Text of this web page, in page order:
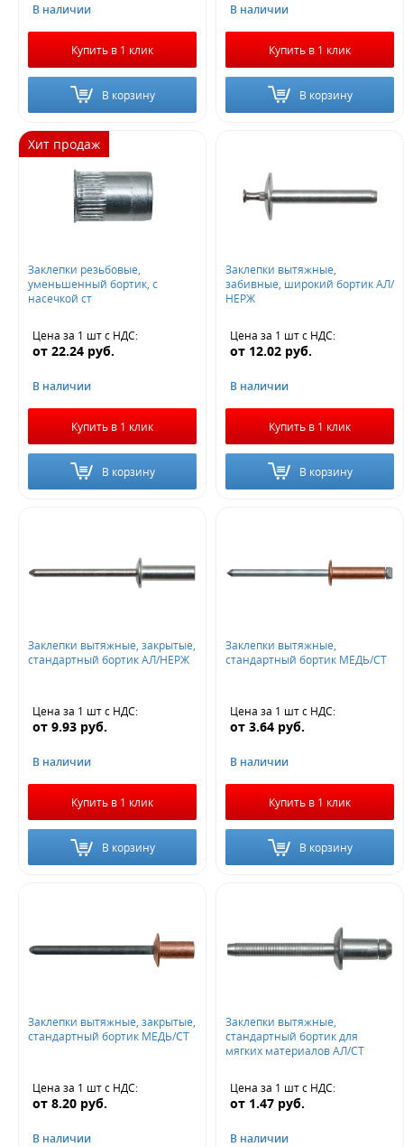
В наличии
Купить в 1 клик
В корзину
В наличии
Купить в 1 клик
В корзину
Хит продаж
Заклепки резьбовые,
уменьшенный бортик, с
насечкой ст
Цена за 1 штс НДС:
от 22.24 руб.
В наличии
Купить в 1 клик
В корзину
Заклепки вытяжные,
забивные, широкий бортик АЛ/
НЕРЖ
Цена за 1 штс НДС:
от 12.02 руб.
В наличии
Купить в 1 клик
В корзину
Заклепки вытяжные, закрытые,
стандартный бортик АЛ/НЕРЖ
Цена за 1 штс НДС:
от 9.93 руб.
В наличии
Купить в 1 клик
В корзину
Заклепки вытяжные,
стандартный бортик МЕДЬ/СТ
Цена за 1 штс НДС:
от 3.64 руб.
В наличии
Купить в 1 клик
В корзину
Заклепки вытяжные, закрытые,
стандартный бортик МЕДЬ/СТ
Цена за 1 штс НДС:
от 8.20 руб.
В наличии
Заклепки вытяжные,
стандартный бортик для
мягких материалов АЛ/СТ
Цена за 1 штс НДС:
от 1.47 руб.
В наличии